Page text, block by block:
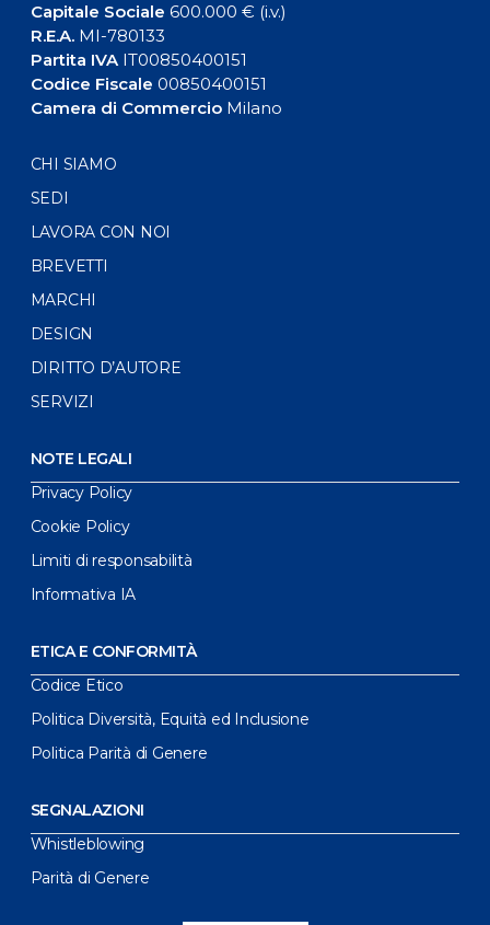
Capitale Sociale 600.000 € (i.v.)
R.E.A.MI-780133
Partita IVAIT00850400151
Codice Fiscale 00850400151
Camera di CommercioMilano
CHI SIAMO
SEDI
LAVORA CON NOI
BREVETTI
MARCHI
DESIGN
DIRITTO D’AUTORE
SERVIZI
NOTE LEGALI
Privacy Policy
Cookie Policy
Limiti di responsabilità
Informativa IA
ETICA E CONFORMITÀ
Codice Etico
Politica Diversità, Equità ed Inclusione
Politica Parità di Genere
SEGNALAZIONI
Whistleblowing
Parità di Genere